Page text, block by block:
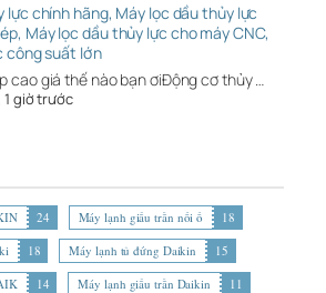
lực chính hãng, Máy lọc dầu thủy lực
Máy lọc dầu thủy lực cho máy CNC,
công suất lớn
cao giá thế nào bạn ơiĐộng cơ thủy …
1 giờ trước
24 Máy lạnh giấu trần nối ố
18
18 Máy lạnh tủ đứng Daikin
15
14 Máy lạnh giấu trần Daikin
11